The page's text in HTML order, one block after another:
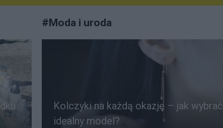
#Moda i uroda
Kolczyki na każdą okazję – jak wybrać
idealny model?